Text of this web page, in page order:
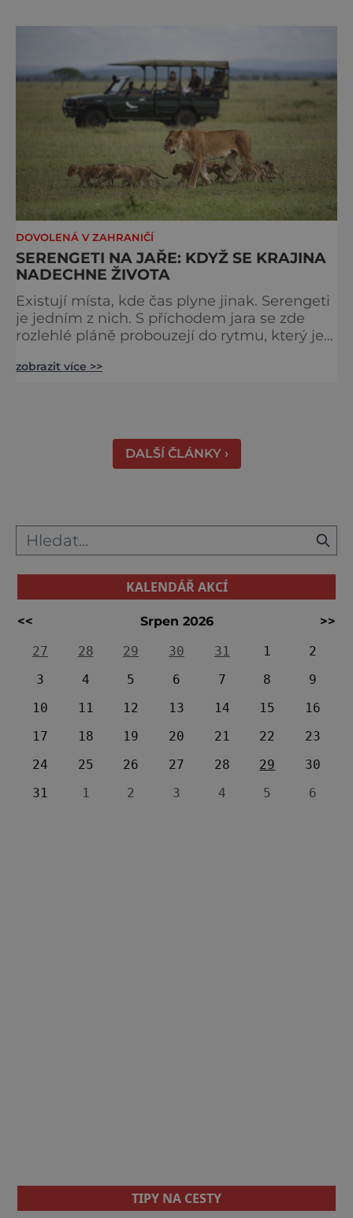
DOVOLENÁ V ZAHRANIČÍ
SERENGETI NA JAŘE: KDYŽ SE KRAJINA
NADECHNE ŽIVOTA
Existují místa, kde čas plyne jinak. Serengeti
je jedním z nich. S příchodem jara se zde
rozlehlé pláně probouzejí do rytmu, který je
tráva svěží a horizont nekonečný. A právě v
shromažďují statisíce zvířat. Více než 1,5
milionu pakoňů, dop
zobrazit více >>
DALŠÍ ČLÁNKY ›
KALENDÁŘ AKCÍ
<< Srpen 2026
>>
27
28 29 30 31 1
2
3
4 5 6 7 8
9
10
11 12 13 14 15
16
17
18 19 20 21 22
23
24
25 26 27 28 29
30
31
1 2 3 4 5 6
TIPY NA CESTY